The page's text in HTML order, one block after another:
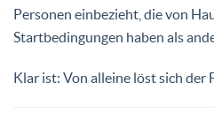
Personen einbezieht, die von
Startbedingungen haben als
Klar ist: Von alleine löst sich der